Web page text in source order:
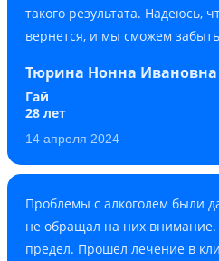
такого результата. Надеюсь,
вернется, и мы сможем
Тюрина Нонна Ивановна
Гай
28 лет
14 апреля 2024
Проблемы с алкоголем были
не обращал на них внимание.
предел. Прошел лечение в